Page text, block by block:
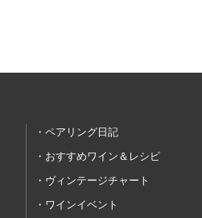
ペアリング日記
おすすめワイン＆レシピ
ヴィンテージチャート
ワインイベント